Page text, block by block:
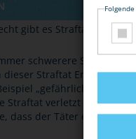
gibt es Straftaten, die
schwerere Straftaten.
dieser Straftat
„gefährliche
Straftat verletzt wurde,
dass der Täter eine